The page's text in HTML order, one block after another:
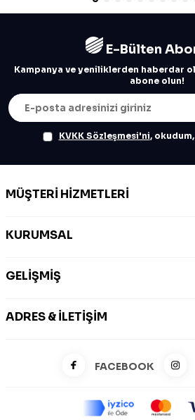
E-Bülten
Kampanya ve yeniliklerden haberdar
abone olun!
KVKK Sözleşmesi'ni,
MÜŞTERI HIZMETLERI
KURUMSAL
GELIŞMIŞ
ADRES & İLETIŞIM
FACEBOOK